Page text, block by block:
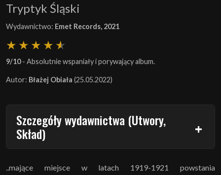
Tryptyk Śląski
Wydawnictwo: Emet Records, 2021
9/10- Absolutnie wspaniały i porywający album.
Autor: Błażej Obiała (25.05.2022)
Szczegóły wydawnictwa (Utwory,
Skład)
..mające miejsce w latach 1919-1921 powstania